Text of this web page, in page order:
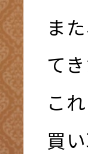
ま
てき
こ
買